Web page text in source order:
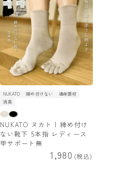
NUKATO 締め付けない
通年素材
消臭
NUKATO ヌカト | 締め付け
ない靴下 5本指 レディース
甲サポート無
1,980 税込